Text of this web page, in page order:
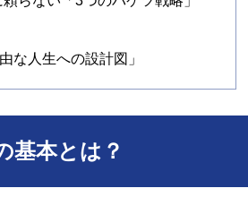
な人生への設計図」
基本とは？